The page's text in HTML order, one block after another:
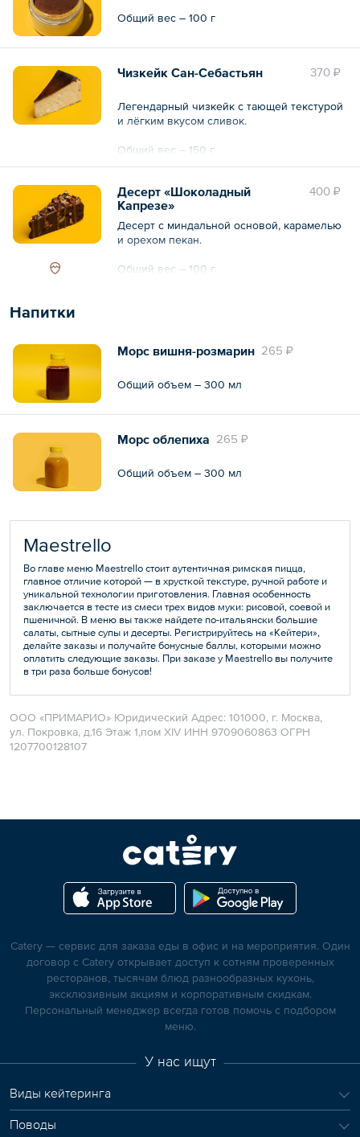
Общий вес – 100 г
370 ₽
Чизкейк Сан-Себастьян
Легендарный чизкейк с тающей текстурой
и лёгким вкусом сливок.
Общий вес – 150 г
400 ₽
Десерт «Шоколадный
Капрезе»
Десерт с миндальной основой, карамелью
и орехом пекан.
Общий вес – 100 г
Напитки
265 ₽
Морс вишня-розмарин
Общий объем – 300 мл
265 ₽
Морс облепиха
Общий объем – 300 мл
Maestrello
Во главе меню Maestrello стоит аутентичная римская пицца,
главное отличие которой — в хрусткой текстуре, ручной работе и
уникальной технологии приготовления. Главная особенность
заключается в тесте из смеси трех видов муки: рисовой, соевой и
пшеничной. В меню вы также найдете по-итальянски большие
салаты, сытные супы и десерты. Регистрируйтесь на «Кейтери»,
делайте заказы и получайте бонусные баллы, которыми можно
оплатить следующие заказы. При заказе у Maestrello вы получите
в три раза больше бонусов!
ООО «ПРИМАРИО» Юридический Адрес: 101000, г. Москва,
ул. Покровка, д.16 Этаж 1,пом ХIV ИНН 9709060863 ОГРН
1207700128107
Catery — сервис для заказа еды в офис и на мероприятия. Один
договор с Catery открывает доступ к сотням проверенных
ресторанов, тысячам блюд разнообразных кухонь,
эксклюзивным акциям и корпоративным скидкам.
Персональный менеджер всегда готов помочь с подбором
меню.
У нас ищут
Виды кейтеринга
Поводы